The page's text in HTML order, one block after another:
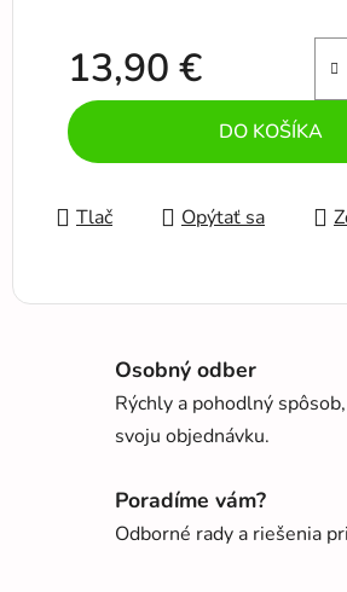
13,90 €
Jednotková cena:
DO KOŠÍKA
Tlač Opýtať sa
Osobný odber
Rýchly a pohodlný
svoju objednávku.
Poradíme vám?
Odborné rady a riešenia